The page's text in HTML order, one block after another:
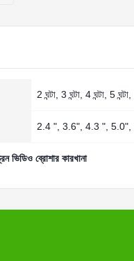
2 ঘন্টা, 3 ঘন্টা, 4 ঘন্টা, 5 ঘন্টা,
2.4 ", 3.6", 4.3 ",
ভিডিও ব্রোশার কারখানা